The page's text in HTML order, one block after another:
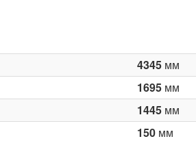
4345мм
1695мм
1445мм
150мм